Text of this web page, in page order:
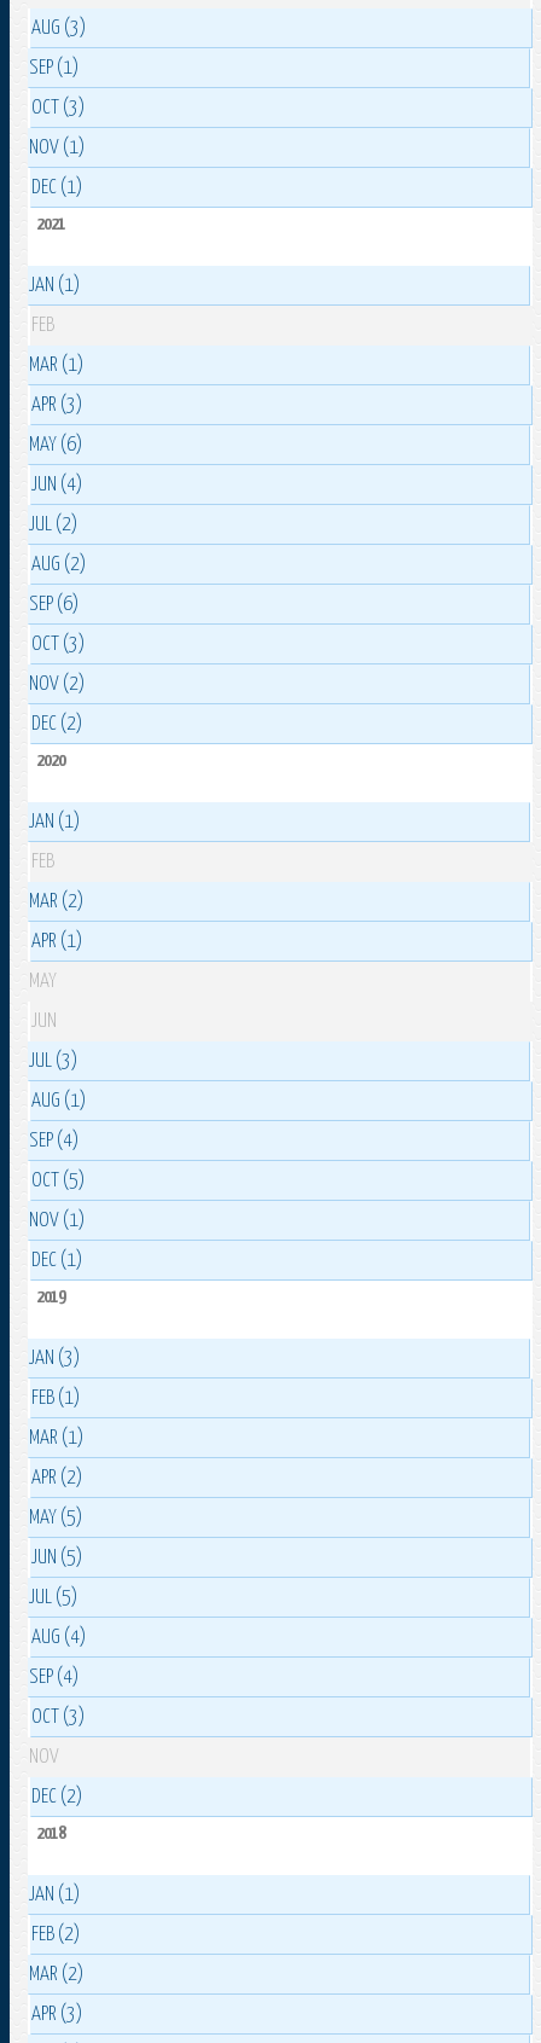
AUG (3)
SEP (1)
OCT (3)
NOV (1)
DEC (1)
2021
JAN (1)
FEB
MAR (1)
APR (3)
MAY (6)
JUN (4)
JUL (2)
AUG (2)
SEP (6)
OCT (3)
NOV (2)
DEC (2)
2020
JAN (1)
FEB
MAR (2)
APR (1)
MAY
JUN
JUL (3)
AUG (1)
SEP (4)
OCT (5)
NOV (1)
DEC (1)
2019
JAN (3)
FEB (1)
MAR (1)
APR (2)
MAY (5)
JUN (5)
JUL (5)
AUG (4)
SEP (4)
OCT (3)
NOV
DEC (2)
2018
JAN (1)
FEB (2)
MAR (2)
APR (3)